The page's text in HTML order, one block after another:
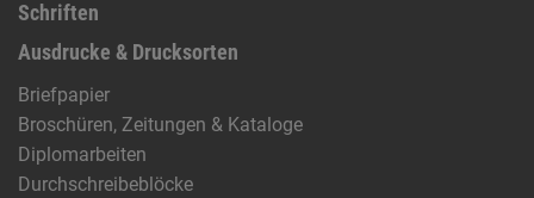
Schriften
Ausdrucke & Drucksorten
Briefpapier
Broschüren, Zeitungen & Kataloge
Diplomarbeiten
Durchschreibeblöcke